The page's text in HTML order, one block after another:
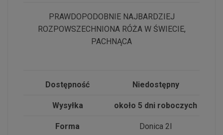
PRAWDOPODOBNIE NAJBARDZIEJ
ROZPOWSZECHNIONA RÓŻA W ŚWIECIE,
PACHNĄCA
Dostępność Niedostępny
Wysyłka około 5 dni roboczych
Forma Donica 2l